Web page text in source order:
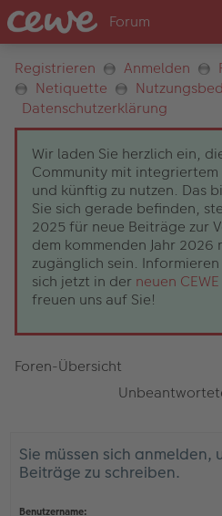
Registrieren Anmelden
Netiquette
Datenschutzerklärung
Wir laden Sie herzlich ein,
Community mit integriertem
und künftig zu nutzen. Das
Sie sich gerade befinden,
2025 für neue Beiträge zur
dem kommenden Jahr 2026
zugänglich sein.
sich jetzt in der neuen
freuen uns auf Sie!
Foren-Übersicht
Sie müssen sich anmelden,
Beiträge zu schreiben.
Benutzername: